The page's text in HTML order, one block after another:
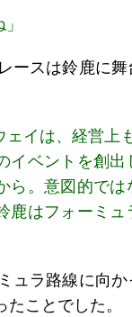
ースは鈴鹿に
ェイは、経営上
イベントを創出
ら。意図的で
鹿はフォーミ
ュラ路線に向
ことでした。